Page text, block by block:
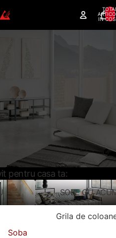
IN
LEMNE –
SI EFICIENTA
clasa A si A+, cu
naturala sau otel.
Montaj rapid si curat
Livrare nationala
GRATUITA SUNA ACUM
pentru casa ta:
SOBE CU
SOBE CU
Grila de
Soba